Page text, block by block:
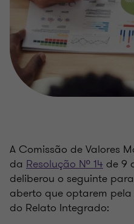
A Comissão de Valores
da Resolução Nº 14 de 9
deliberou o seguinte
aberto que optarem
do Relato Integrado: